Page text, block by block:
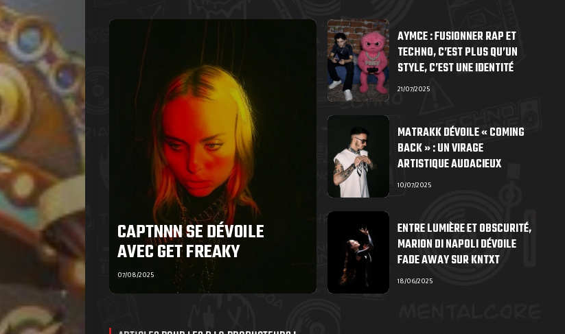
CAPTNNN SE DÉVOILE
AVEC GET FREAKY
07/08/2025
AYMCE : FUSIONNER RAP ET
TECHNO, C’EST PLUS QU’UN
STYLE, C’EST UNE IDENTITÉ
21/07/2025
MATRAKK DÉVOILE « COMING
BACK » : UN VIRAGE
ARTISTIQUE AUDACIEUX
10/07/2025
ENTRE LUMIÈRE ET OBSCURITÉ,
MARION DI NAPOLI DÉVOILE
FADE AWAY SUR KNTXT
18/06/2025